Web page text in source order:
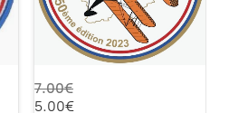
7.00€
5.00€